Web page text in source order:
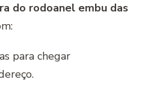
do rodoanel embu das
para chegar